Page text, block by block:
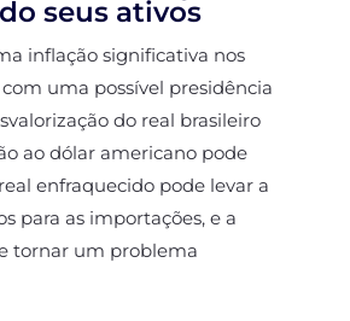
seus ativos
inflação significativa nos
uma possível presidência
do real brasileiro
ao dólar americano pode
enfraquecido pode levar a
para as importações, e a
tornar um problema